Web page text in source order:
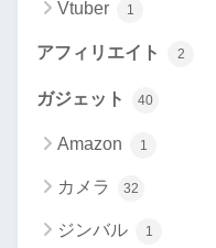
Vtuber 1
アフィリエイト 2
ガジェット 40
Amazon 1
カメラ 32
ジンバル 1